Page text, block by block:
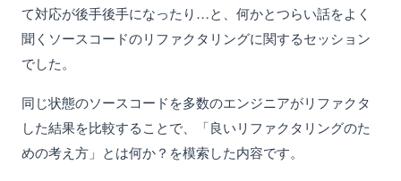
て対応が後手後手になったり…と、何かとつらい話をよく
聞くソースコードのリファクタリングに関するセッション
でした。
同じ状態のソースコードを多数のエンジニアがリファクタ
した結果を比較することで、「良いリファクタリングのた
めの考え方」とは何か？を模索した内容です。